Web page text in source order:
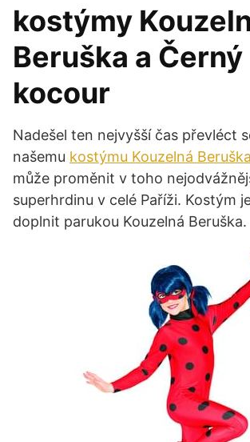
kostýmy
Beruška a Černý
kocour
Nadešel ten nejvyšší čas převléct
našemu kostýmu Kouzelná Beruška
může proměnit v toho
superhrdinu v celé Paříži. Kostým
doplnit parukou Kouzelná Beruška.